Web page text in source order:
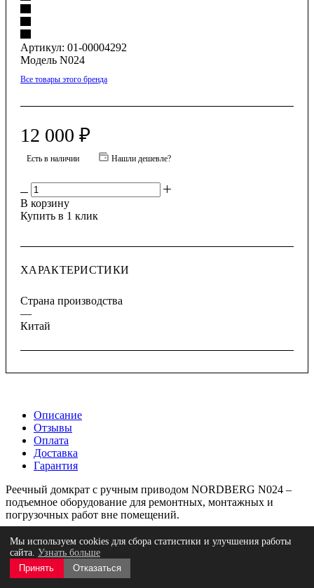
Артикул: 01-00004292
Модель N024
Все товары этого бренда
12 000 ₽
Есть в наличии Нашли дешевле?
В корзину
Купить в 1 клик
ХАРАКТЕРИСТИКИ
Страна производства
—
Китай
Описание
Отзывы
Оплата
Доставка
Гарантия
Реечный домкрат с ручным приводом NORDBERG N024 –
подъемное оборудование для ремонтных, монтажных и
погрузочных работ вне помещений.
ФУНКЦИОНАЛ
Предназначен для поднятия автомобилей и грузов до 3,5 тонн.
В горизонтальном положении может быть использован в
Мы используем cookies для сбора статистики и улучшения работы
сайта. Узнать больше
Принять
Отказаться